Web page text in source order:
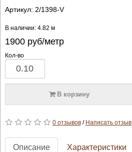
Артикул: 2/1398-V
В наличии: 4.82 м
1900руб/метр
Кол-во
В корзину
0 отзывов/ Написать отзыв
Описание Характеристики